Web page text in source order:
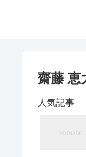
齋藤 恵
人気記事